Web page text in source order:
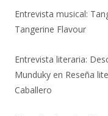
Entrevista musical:
Tangerine Flavour
Entrevista literaria:
Munduky en Reseña
Caballero